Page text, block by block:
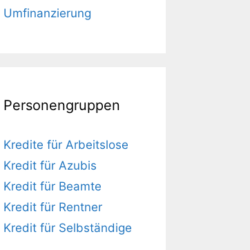
Umfinanzierung
Personengruppen
Kredite für Arbeitslose
Kredit für Azubis
Kredit für Beamte
Kredit für Rentner
Kredit für Selbständige